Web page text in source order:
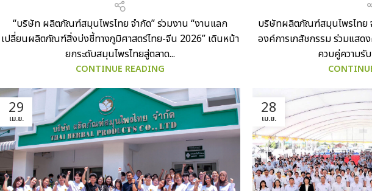
“บริษัท ผลิตภัณฑ์สมุนไพรไทย จำกัด” ร่วมงาน “งานแลก
เปลี่ยนผลิตภัณฑ์สิ่งบ่งชี้ทางภูมิศาสตร์ไทย-จีน 2026” เดินหน้า
ยกระดับสมุนไพรไทยสู่ตลาด...
CONTINUE READING
บริษัทผลิตภัณฑ์สมุนไพรไทย
องค์การเภสัชกรรม ร่วมแสด
ควบคู่ความรั
29
เม.ย.
28
เม.ย.